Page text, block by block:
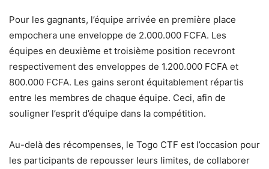
Pour les gagnants, l’équipe arrivée en première place
empochera une enveloppe de 2.000.000 FCFA. Les
équipes en deuxième et troisième position recevront
respectivement des enveloppes de 1.200.000 FCFA et
800.000 FCFA. Les gains seront équitablement répartis
entre les membres de chaque équipe. Ceci, afin de
souligner l’esprit d’équipe dans la compétition.
Au-delà des récompenses, le Togo CTF est l’occasion pour
les participants de repousser leurs limites, de collaborer